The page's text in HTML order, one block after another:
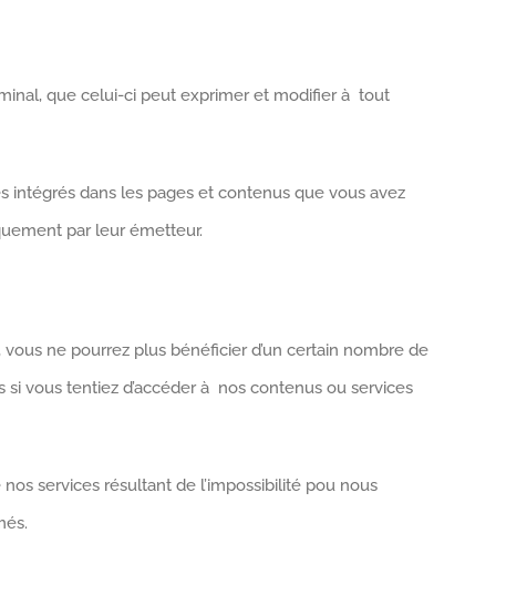
que celui-ci peut exprimer et modifier à tout
intégrés dans les pages et contenus que vous avez
par leur émetteur.
ne pourrez plus bénéficier d’un certain nombre de
vous tentiez d’accéder à nos contenus ou services
services résultant de l’impossibilité pou nous